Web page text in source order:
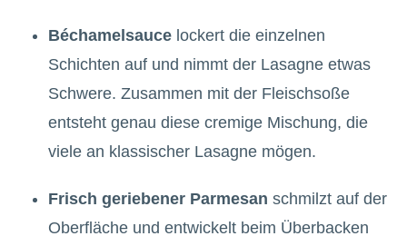
Béchamelsaucelockert die einzelnen
Schichten auf und nimmt der Lasagne etwas
Schwere. Zusammen mit der Fleischsoße
entsteht genau diese cremige Mischung, die
viele an klassischer Lasagne mögen.
Frisch geriebener Parmesan schmilzt auf der
Oberfläche und entwickelt beim Überbacken